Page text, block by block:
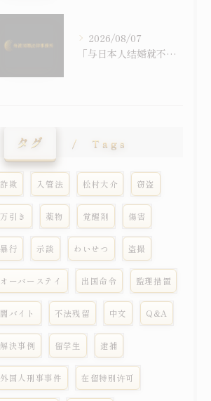
2026/08/07
「与日本人结婚就不会被强制遣返」之误解｜配偶在留资格与退去强制事由之关系
タグ Tags
詐欺 入管法 松村大介 窃盗
万引き 薬物 覚醒剤 傷害
暴行 示談 わいせつ 盗撮
オーバーステイ 出国命令 監理措置
闇バイト 不法残留 中文 Q&A
解決事例 留学生 逮捕
外国人刑事事件 在留特别许可